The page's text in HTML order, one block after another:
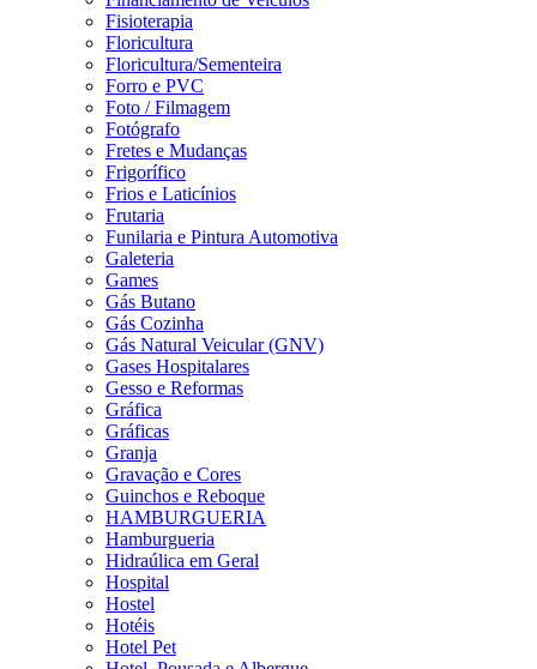
Fisioterapia
Floricultura
Floricultura/Sementeira
Forro e PVC
Foto / Filmagem
Fotógrafo
Fretes e Mudanças
Frigorífico
Frios e Laticínios
Frutaria
Funilaria e Pintura Automotiva
Galeteria
Games
Gás Butano
Gás Cozinha
Gás Natural Veicular (GNV)
Gases Hospitalares
Gesso e Reformas
Gráfica
Gráficas
Granja
Gravação e Cores
Guinchos e Reboque
HAMBURGUERIA
Hamburgueria
Hidraúlica em Geral
Hospital
Hostel
Hotéis
Hotel Pet